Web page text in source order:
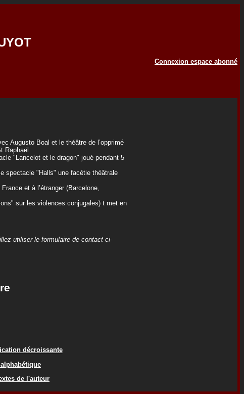
Connexion espace abonné
Augusto Boal et le théâtre de l’opprimé
Raphaël
"Lancelot et le dragon" joué pendant 5
spectacle "Halls" une facétie théâtrale
et à l’étranger (Barcelone,
sur les violences conjugales) t met en
utiliser le formulaire de contact ci-
décroissante
de l'auteur